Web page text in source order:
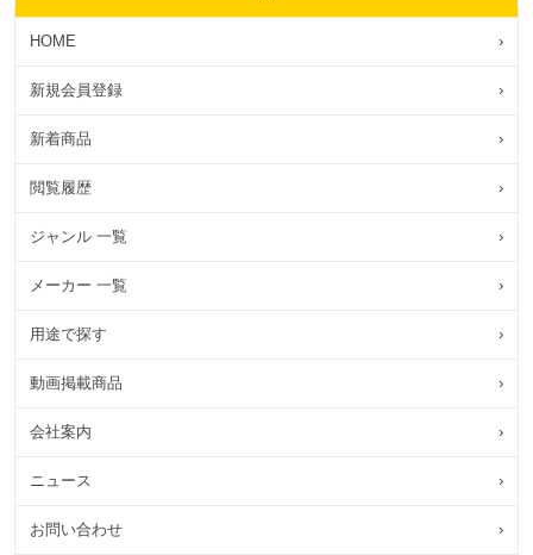
HOME ›
新規会員登録 ›
新着商品 ›
閲覧履歴 ›
ジャンル 一覧 ›
メーカー 一覧 ›
用途で探す ›
動画掲載商品 ›
会社案内 ›
ニュース ›
お問い合わせ ›